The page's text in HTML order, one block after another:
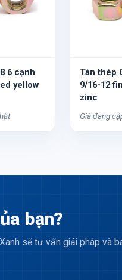
6 cạnh
yellow
Tán thép
9/16-12
zinc
Giá đang
bạn?
sẽ tư vấn giải pháp và